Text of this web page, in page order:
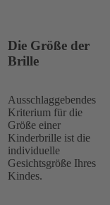
Die Größe der
Brille
Ausschlaggebendes
Kriterium für die
Größe einer
Kinderbrille ist die
individuelle
Gesichtsgröße Ihres
Kindes.